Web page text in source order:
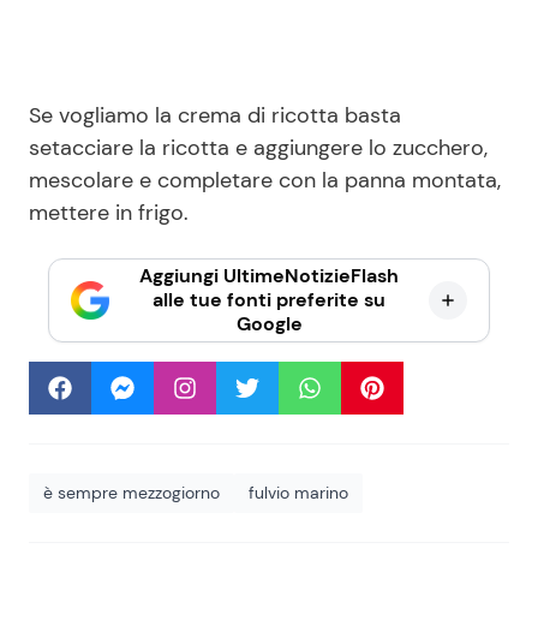
Se vogliamo la crema di ricotta basta
setacciare la ricotta e aggiungere lo zucchero,
mescolare e completare con la panna montata,
mettere in frigo.
Aggiungi UltimeNotizieFlash
alle tue fonti preferite su
Google
è sempre mezzogiorno fulvio marino